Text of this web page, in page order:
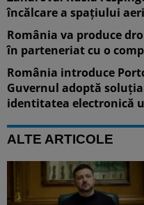
încălcare a spațiului
România va produce
în parteneriat cu o
România introduce
Guvernul adoptă
identitatea electronică
ALTE ARTICOLE